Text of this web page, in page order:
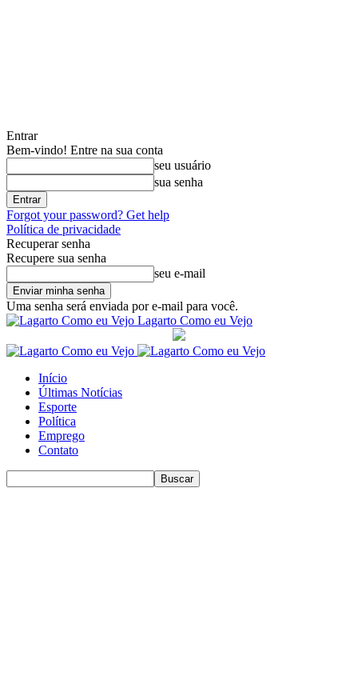
Entrar
Bem-vindo! Entre na sua conta
seu usuário
sua senha
Forgot your password? Get help
Política de privacidade
Recuperar senha
Recupere sua senha
seu e-mail
Uma senha será enviada por e-mail para você.
Lagarto Como eu Vejo
Início
Últimas Notícias
Esporte
Política
Emprego
Contato